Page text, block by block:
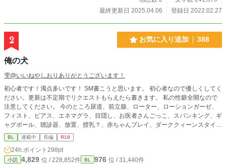
最終更新日 2025.04.06
登録日 2022.02.27
2 お気に入り追加 388
俺の犬
雫@いいねやしおりありがとうございます！
初心者です！濁点多いです！ SM書こうと思います。 初心者なので優しくしてく
ださい。更新は不定期でリクエストもらえたら書きます。 私の性癖全開なので
注意してください。 今のところ尿道、前立腺、ローター、ローションガーゼ、
フィスト、ピアス、エネマグラ、目隠し、お医者さんごっこ、スパンキング、ギ
ャグボール、聴診器、放置、授乳？、赤ちゃんプレイ、ダーククィーンスタイル
などを書こうかな。終わり次第甘々になります。調教、小スカ
BL 連載中 長編 R18
24h.ポイント 298pt
小説 4,829 位 / 228,852件 BL 976 位 / 31,440件